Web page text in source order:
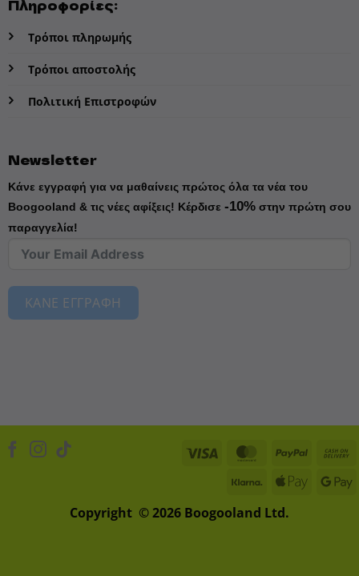
Πληροφορίες:
Τρόποι πληρωμής
Τρόποι αποστολής
Πολιτική Επιστροφών
Newsletter
Κάνε εγγραφή για να μαθαίνεις πρώτος όλα τα νέα του
Boogooland & τις νέες αφίξεις! Κέρδισε -10%στην πρώτη σου
παραγγελία!
ΚΑΝΕ ΕΓΓΡΑΦΗ
Copyright © 2026 Boogooland Ltd.
Visa MasterCard
PayPal
KlarnaApple